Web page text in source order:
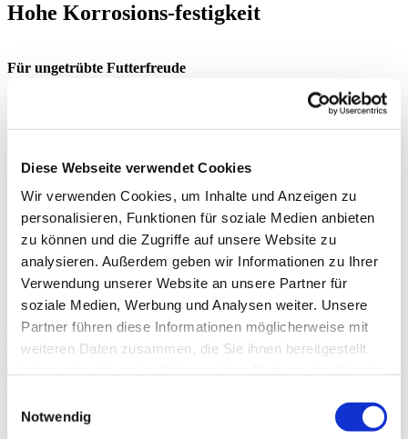
Diese Webseite verwendet Cookies
Wir verwenden Cookies, um Inhalte und Anzeigen zu
personalisieren, Funktionen für soziale Medien anbieten
zu können und die Zugriffe auf unsere Website zu
analysieren. Außerdem geben wir Informationen zu Ihrer
Verwendung unserer Website an unsere Partner für
soziale Medien, Werbung und Analysen weiter. Unsere
Partner führen diese Informationen möglicherweise mit
weiteren Daten zusammen, die Sie ihnen bereitgestellt
Notwendig
Hohe Korrosions-festigkeit
Für ungetrübte Futterfreude
Säure, Hitze, Reibung, Kavitation? Keine Gründe, das
Schwanzwedeln einzustellen. Damit nichts rostet, rasten wir nicht
bei der Resistenzmaximierung. Wenn Aggressoren sich die Zähne
Lebensmittelmasse ist geschützt vor Verfärbungen etc.
Appetitliches Endergebnis und Kundenzufriedenheit
Hervorragende Duktilität
Mit Druck können wir umgehen. Unsere Extruder-Ersatzteile sind